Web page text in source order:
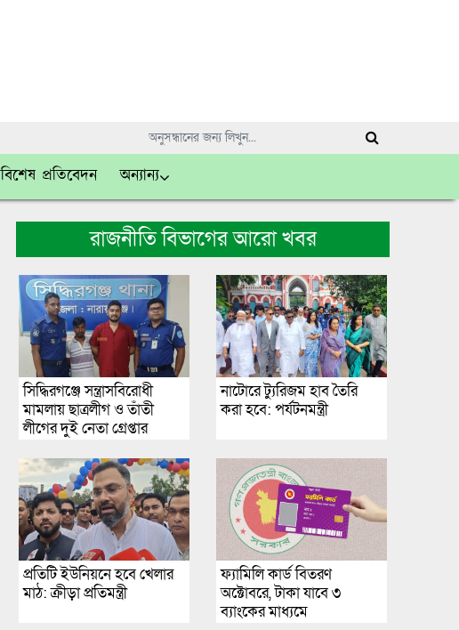
বিশেষ প্রতিবেদন অন্যান্য
রাজনীতি বিভাগের আরো খবর
সিদ্ধিরগঞ্জে সন্ত্রাসবিরোধী
মামলায় ছাত্রলীগ ও তাঁতী
লীগের দুই নেতা গ্রেপ্তার
নাটোরে ট্যুরিজম হাব তৈরি
করা হবে: পর্যটনমন্ত্রী
প্রতিটি ইউনিয়নে হবে খেলার
মাঠ: ক্রীড়া প্রতিমন্ত্রী
ফ্যামিলি কার্ড বিতরণ
অক্টোবরে, টাকা যাবে ৩
ব্যাংকের মাধ্যমে